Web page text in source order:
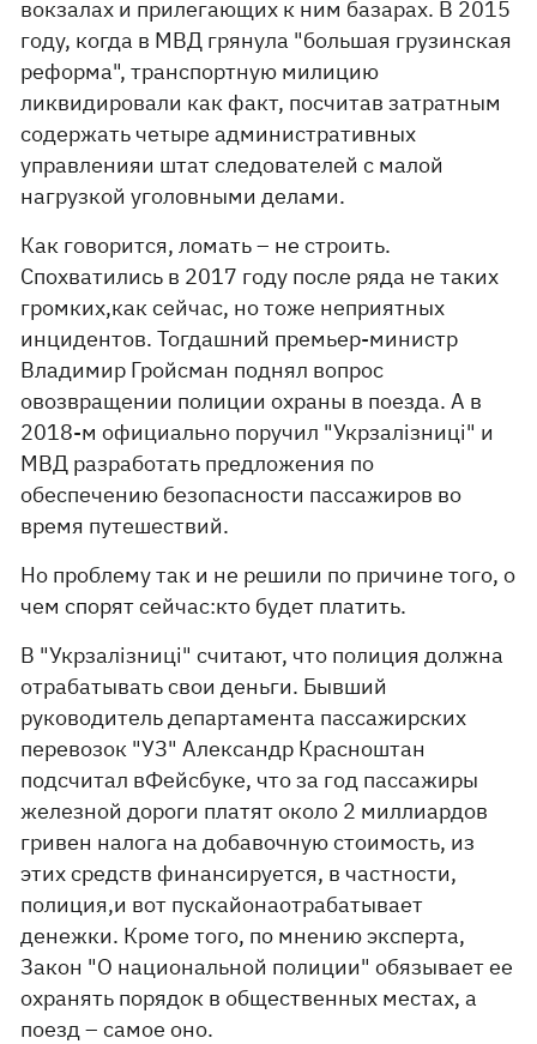
вокзалах и прилегающих к ним базарах. В 2015
году, когда в МВД грянула "большая грузинская
реформа", транспортную милицию
ликвидировали как факт, посчитав затратным
содержать четыре административных
управленияи штат следователей с малой
нагрузкой уголовными делами.
Как говорится, ломать – не строить.
Спохватились в 2017 году после ряда не таких
громких,как сейчас, но тоже неприятных
инцидентов. Тогдашний премьер-министр
Владимир Гройсман поднял вопрос
овозвращении полиции охраны в поезда. А в
2018-м официально поручил "Укрзалізниці" и
МВД разработать предложения по
обеспечению безопасности пассажиров во
время путешествий.
Но проблему так и не решили по причине того, о
чем спорят сейчас:кто будет платить.
В "Укрзалізниці" считают, что полиция должна
отрабатывать свои деньги. Бывший
руководитель департамента пассажирских
перевозок "УЗ" Александр Красноштан
подсчитал вФейсбуке, что за год пассажиры
железной дороги платят около 2 миллиардов
гривен налога на добавочную стоимость, из
этих средств финансируется, в частности,
полиция,и вот пускайонаотрабатывает
денежки. Кроме того, по мнению эксперта,
Закон "О национальной полиции" обязывает ее
охранять порядок в общественных местах, а
поезд – самое оно.